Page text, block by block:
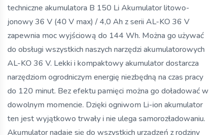
techniczne akumulatora B 150 Li Akumulator litowo-
jonowy 36 V (40 V max) / 4,0 Ah z serii AL-KO 36 V
zapewnia moc wyjściową do 144 Wh. Można go używać
do obsługi wszystkich naszych narzędzi akumulatorowych
AL-KO 36 V. Lekki i kompaktowy akumulator dostarcza
narzędziom ogrodniczym energię niezbędną na czas pracy
do 120 minut. Bez efektu pamięci można go doładować w
dowolnym momencie. Dzięki ogniwom Li-ion akumulator
ten jest wyjątkowo trwały i nie ulega samorozładowaniu.
Akumulator nadaje się do wszystkich urządzeń z rodziny